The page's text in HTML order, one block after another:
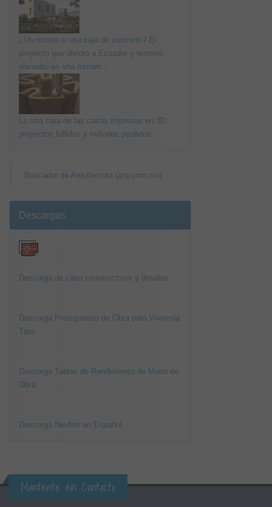
¿Un museo o una caja de concreto? El
proyecto que dividió a Ecuador y terminó
envuelto en una tormen...
La otra cara de las casas impresas en 3D:
proyectos fallidos y millones perdidos
Buscador de Arquitectura (arq.com.mx)
Descargas
Descarga de casa constructivos y detalles
Descarga Presupuesto de Obra para Vivienda
Tipo
Descarga Tablas de Rendimiento de Mano de
Obra
Descarga Neufert en Español
Mantente en Contacto